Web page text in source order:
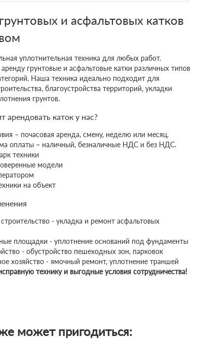
и асфальтовых катков
уплотнительная техника для любых работ.
грунтовые и асфальтовые катки различных типов
Наша техника идеально подходит для
благоустройства территорий, укладки
грунтов.
арендовать каток у нас?
– почасовая аренда, смену, неделю или месяц.
оплаты – наличный, безналичные НДС и без НДС.
техники
модели
на объект
- укладка и ремонт асфальтовых
площадки - уплотнение оснований под фундаменты
- обустройство пешеходных зон, парковок
хозяйство - ямочный ремонт, уплотнение траншей
технику и выгодные условия сотрудничества!
может пригодиться: